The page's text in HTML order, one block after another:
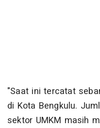
"Saat ini tercatat
di Kota Bengkulu.
sektor UMKM masih